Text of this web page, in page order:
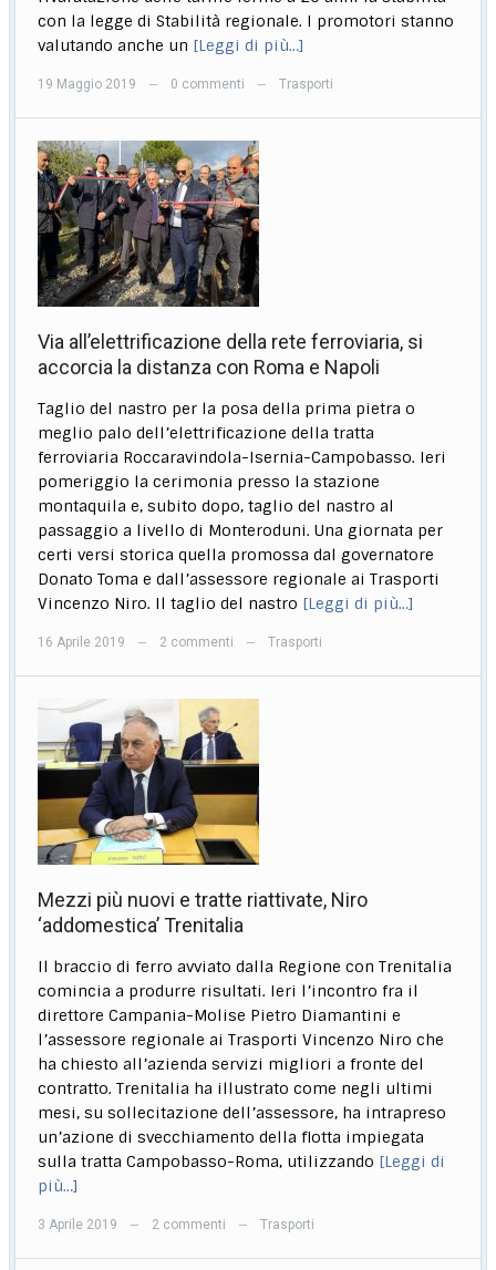
con la legge di Stabilità regionale. I promotori stanno
valutando anche un [Leggi di più…]
19 Maggio 2019 — 0 commenti — Trasporti
Via all’elettrificazione della rete ferroviaria, si
accorcia la distanza con Roma e Napoli
Taglio del nastro per la posa della prima pietra o
meglio palo dell’elettrificazione della tratta
ferroviaria Roccaravindola-Isernia-Campobasso. Ieri
pomeriggio la cerimonia presso la stazione
montaquila e, subito dopo, taglio del nastro al
passaggio a livello di Monteroduni. Una giornata per
certi versi storica quella promossa dal governatore
Donato Toma e dall’assessore regionale ai Trasporti
Vincenzo Niro. Il taglio del nastro [Leggi di più…]
16 Aprile 2019 — 2 commenti — Trasporti
Mezzi più nuovi e tratte riattivate, Niro
‘addomestica’ Trenitalia
Il braccio di ferro avviato dalla Regione con Trenitalia
comincia a produrre risultati. Ieri l’incontro fra il
direttore Campania-Molise Pietro Diamantini e
l’assessore regionale ai Trasporti Vincenzo Niro che
ha chiesto all’azienda servizi migliori a fronte del
contratto. Trenitalia ha illustrato come negli ultimi
mesi, su sollecitazione dell’assessore, ha intrapreso
un’azione di svecchiamento della flotta impiegata
sulla tratta Campobasso-Roma, utilizzando [Leggi di
più…]
3 Aprile 2019 — 2 commenti — Trasporti